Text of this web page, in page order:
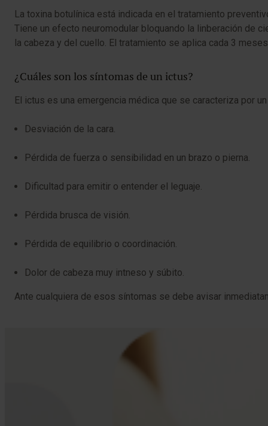
La toxina botulínica está indicada en el tratamiento
Tiene un efecto neuromodular bloquando la linberación de
la cabeza y del cuello. El tratamiento se aplica cada 3
¿Cuáles son los síntomas de un ictus?
El ictus es una emergencia médica que se caracteriza por un
Desviación de la cara.
Pérdida de fuerza o sensibilidad en un brazo o pierna.
Dificultad para emitir o entender el leguaje.
Pérdida brusca de visión.
Pérdida de equilibrio o coordinación.
Dolor de cabeza muy intneso y súbito.
Ante cualquiera de esos síntomas se debe avisar